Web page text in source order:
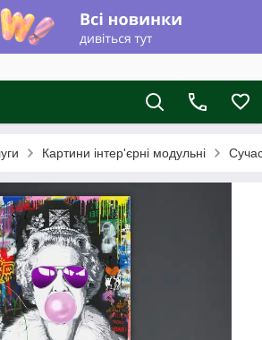
Картини інтер'єрні модульні